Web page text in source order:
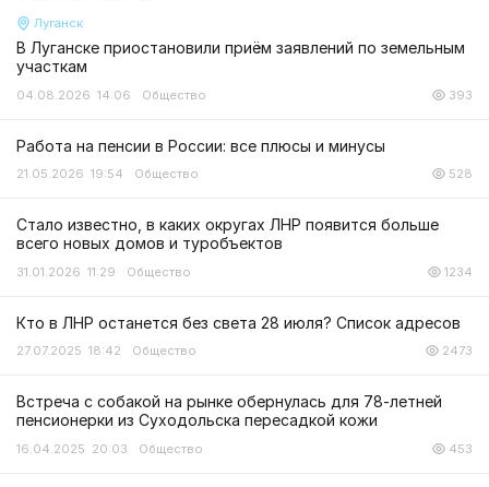
Луганск
В Луганске приостановили приём заявлений по земельным
участкам
04.08.2026 14:06 Общество 393
Работа на пенсии в России: все плюсы и минусы
21.05.2026 19:54 Общество 528
Стало известно, в каких округах ЛНР появится больше
всего новых домов и туробъектов
31.01.2026 11:29 Общество 1234
Кто в ЛНР останется без света 28 июля? Список адресов
27.07.2025 18:42 Общество 2473
Встреча с собакой на рынке обернулась для 78-летней
пенсионерки из Суходольска пересадкой кожи
16.04.2025 20:03 Общество 453